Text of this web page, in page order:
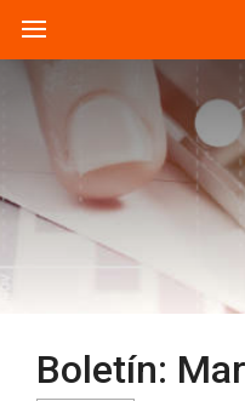
Boletín: